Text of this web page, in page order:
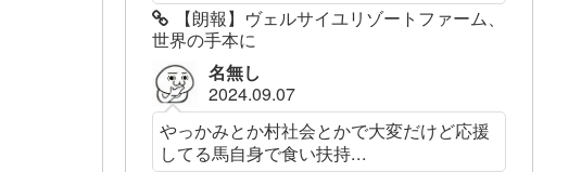
【朗報】ヴェルサイユリゾートファーム、
世界の手本に
名無し
2024.09.07
やっかみとか村社会とかで大変だけど応援
してる馬自身で食い扶持...